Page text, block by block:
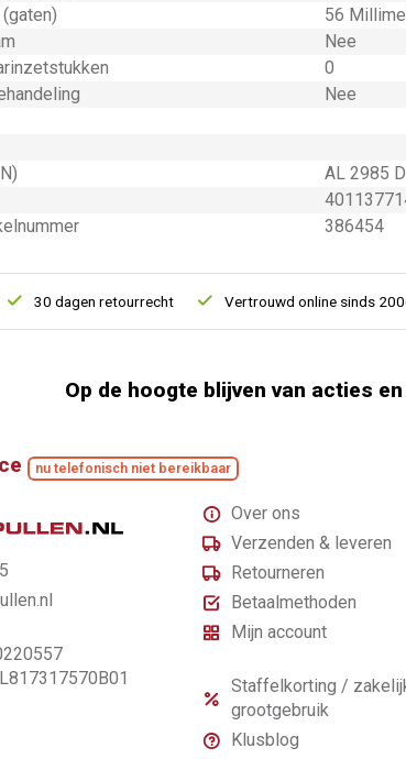
56
Nee
0
Nee
AL 2985 D
386454
30 dagen retourrecht Vertrouwd online sinds 2006
Op de hoogte blijven van acties
nu telefonisch niet bereikbaar
Over ons
Verzenden & leveren
Retourneren
Betaalmethoden
Mijn account
Staffelkorting /
grootgebruik
Klusblog